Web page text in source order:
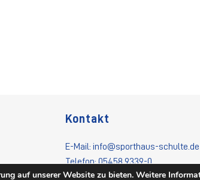
Kontakt
E-Mail: info@sporthaus-schulte.de
Telefon: 05458 9339-0
auf unserer Website zu bieten. Weitere